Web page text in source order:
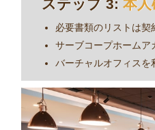
ステップ 3: 本人
必要書類のリストは契
サーブコープホームア